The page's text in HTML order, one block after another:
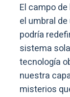
El campo
el umbral
podría
sistema
tecnología
nuestra
misterios